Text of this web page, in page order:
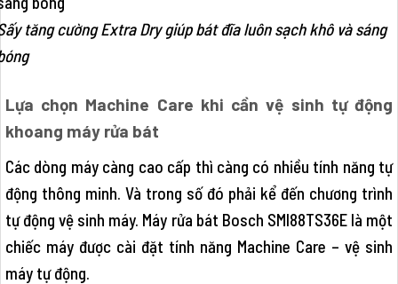
tăng cường Extra Dry giúp bát đĩa luôn sạch khô và sáng
Lựa chọn Machine Care khi cần vệ sinh tự động
khoang máy rửa bát
Các dòng máy càng cao cấp thì càng có nhiều tính năng tự
động thông minh. Và trong số đó phải kể đến chương trình
tự động vệ sinh máy. Máy rửa bát Bosch SMI88TS36E là một
chiếc máy được cài đặt tính năng Machine Care – vệ sinh
máy tự động.